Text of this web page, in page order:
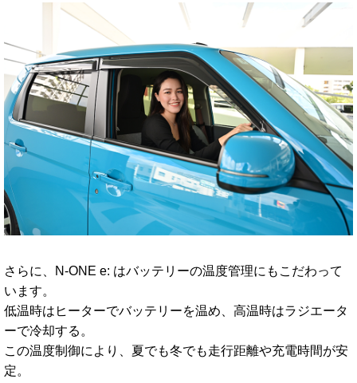
さらに、N-ONE e: はバッテリーの温度管理にもこだわって
います。
低温時はヒーターでバッテリーを温め、高温時はラジエータ
ーで冷却する。
この温度制御により、夏でも冬でも走行距離や充電時間が安
定。